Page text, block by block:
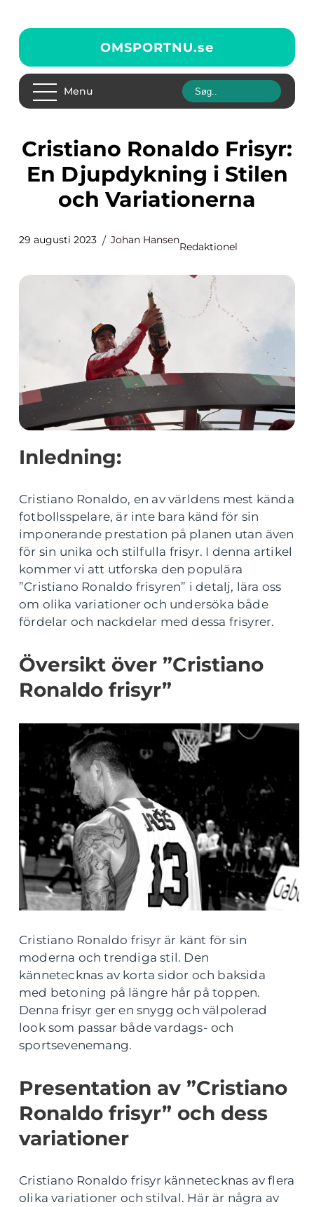
OMSPORTNU.se
Menu
Cristiano Ronaldo Frisyr:
En Djupdykning i Stilen
och Variationerna
29 augusti 2023 Johan Hansen
Redaktionel
Inledning:
Cristiano Ronaldo, en av världens mest kända
fotbollsspelare, är inte bara känd för sin
imponerande prestation på planen utan även
för sin unika och stilfulla frisyr. I denna artikel
kommer vi att utforska den populära
”Cristiano Ronaldo frisyren” i detalj, lära oss
om olika variationer och undersöka både
fördelar och nackdelar med dessa frisyrer.
Översikt över ”Cristiano
Ronaldo frisyr”
Cristiano Ronaldo frisyr är känt för sin
moderna och trendiga stil. Den
kännetecknas av korta sidor och baksida
med betoning på längre hår på toppen.
Denna frisyr ger en snygg och välpolerad
look som passar både vardags- och
sportsevenemang.
Presentation av ”Cristiano
Ronaldo frisyr” och dess
variationer
Cristiano Ronaldo frisyr kännetecknas av flera
olika variationer och stilval. Här är några av